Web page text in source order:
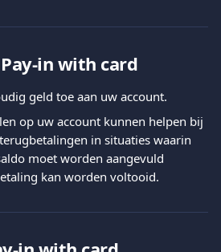
in with card
geld toe aan uw account.
op uw account kunnen helpen bij
in situaties waarin
moet worden aangevuld
kan worden voltooid.